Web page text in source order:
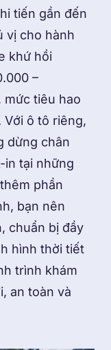
tiến gần đến
vị cho hành
khứ hồi
–
mức tiêu hao
Với ô tô riêng,
dừng chân
in tại những
phần
bạn nên
chuẩn bị đầy
hình thời tiết
trình khám
an toàn và